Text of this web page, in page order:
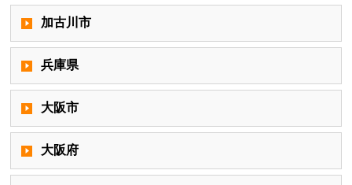
加古川市
兵庫県
大阪市
大阪府